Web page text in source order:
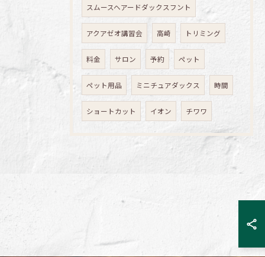
スムースヘアードダックスフント
アクアゼオ講習会 高崎 トリミング
料金 サロン 予約 ペット
ペット用品 ミニチュアダックス 時間
ショートカット イオン チワワ